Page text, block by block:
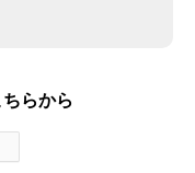
らから